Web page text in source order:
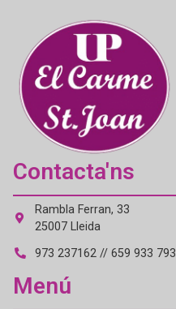
Contacta'ns
Rambla Ferran, 33
25007 Lleida
973 237162 // 659 933 793
Menú